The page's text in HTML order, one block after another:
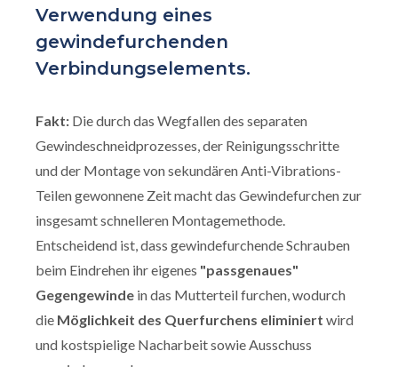
Verwendung eines
gewindefurchenden
Verbindungselements.
Fakt: Die durch das Wegfallen des separaten
Gewindeschneidprozesses, der Reinigungsschritte
und der Montage von sekundären Anti-Vibrations-
Teilen gewonnene Zeit macht das Gewindefurchen zur
insgesamt schnelleren Montagemethode.
Entscheidend ist, dass gewindefurchende Schrauben
beim Eindrehen ihr eigenes "passgenaues"
Gegengewinde in das Mutterteil furchen, wodurch
die Möglichkeit des Querfurchens eliminiert wird
und kostspielige Nacharbeit sowie Ausschuss